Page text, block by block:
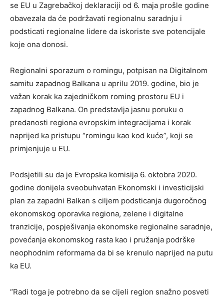
se EU u Zagrebačkoj deklaraciji od 6. maja prošle godine
obavezala da će podržavati regionalnu saradnju i
podsticati regionalne lidere da iskoriste sve potencijale
koje ona donosi.
Regionalni sporazum o romingu, potpisan na Digitalnom
samitu zapadnog Balkana u aprilu 2019. godine, bio je
važan korak ka zajedničkom roming prostoru EU i
zapadnog Balkana. On predstavlja jasnu poruku o
predanosti regiona evropskim integracijama i korak
naprijed ka pristupu “romingu kao kod kuće”, koji se
primjenjuje u EU.
Podsjetili su da je Evropska komisija 6. oktobra 2020.
godine donijela sveobuhvatan Ekonomski i investicijski
plan za zapadni Balkan s ciljem podsticanja dugoročnog
ekonomskog oporavka regiona, zelene i digitalne
tranzicije, pospješivanja ekonomske regionalne saradnje,
povećanja ekonomskog rasta kao i pružanja podrške
neophodnim reformama da bi se krenulo naprijed na putu
ka EU.
“Radi toga je potrebno da se cijeli region snažno posveti